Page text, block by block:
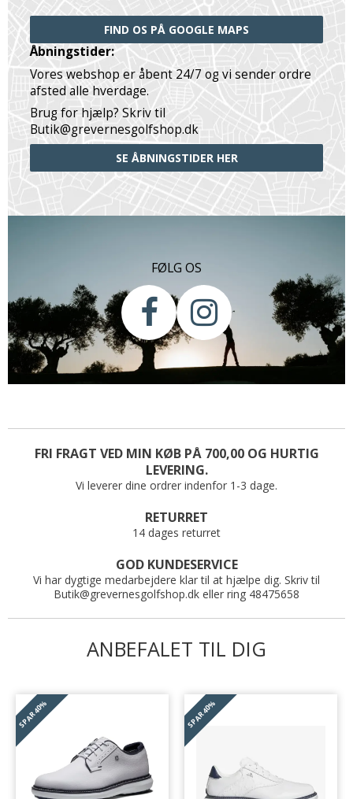
FIND OS PÅ GOOGLE MAPS
Åbningstider:
Vores webshop er åbent 24/7 og vi sender ordre
afsted alle hverdage.
Brug for hjælp? Skriv til
Butik@grevernesgolfshop.dk
SE ÅBNINGSTIDER HER
FØLG OS
FRI FRAGT VED MIN KØB PÅ 700,00 OG HURTIG
LEVERING.
Vi leverer dine ordrer indenfor 1-3 dage.
RETURRET
14 dages returret
GOD KUNDESERVICE
Vi har dygtige medarbejdere klar til at hjælpe dig. Skriv til
Butik@grevernesgolfshop.dk eller ring 48475658
ANBEFALET TIL DIG
SPAR
40%
SPAR
40%